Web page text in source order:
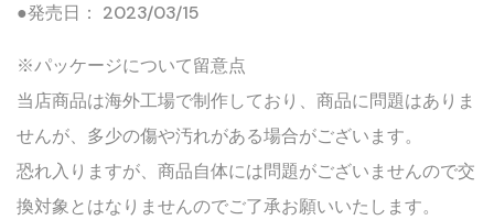
●発売日： 2023/03/15
※パッケージについて留意点
当店商品は海外工場で制作しており、商品に問題はありま
せんが、多少の傷や汚れがある場合がございます。
恐れ入りますが、商品自体には問題がございませんので交
換対象とはなりませんのでご了承お願いいたします。